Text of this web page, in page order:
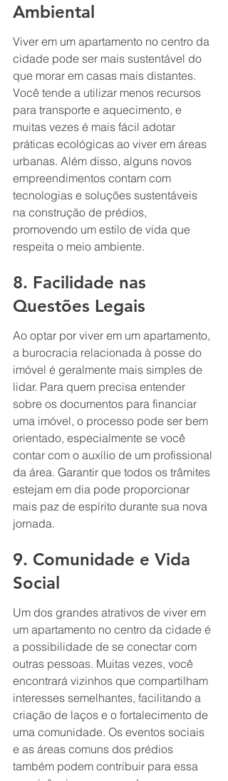
Ambiental
Viver em um apartamento no centro da
cidade pode ser mais sustentável do
que morar em casas mais distantes.
Você tende a utilizar menos recursos
para transporte e aquecimento, e
muitas vezes é mais fácil adotar
práticas ecológicas ao viver em áreas
urbanas. Além disso, alguns novos
empreendimentos contam com
tecnologias e soluções sustentáveis
na construção de prédios,
promovendo um estilo de vida que
respeita o meio ambiente.
8. Facilidade nas
Questões Legais
Ao optar por viver em um apartamento,
a burocracia relacionada à posse do
imóvel é geralmente mais simples de
lidar. Para quem precisa entender
sobre os documentos para financiar
uma imóvel, o processo pode ser bem
orientado, especialmente se você
contar com o auxílio de um profissional
da área. Garantir que todos os trâmites
estejam em dia pode proporcionar
mais paz de espírito durante sua nova
jornada.
9. Comunidade e Vida
Social
Um dos grandes atrativos de viver em
um apartamento no centro da cidade é
a possibilidade de se conectar com
outras pessoas. Muitas vezes, você
encontrará vizinhos que compartilham
interesses semelhantes, facilitando a
criação de laços e o fortalecimento de
uma comunidade. Os eventos sociais
e as áreas comuns dos prédios
também podem contribuir para essa